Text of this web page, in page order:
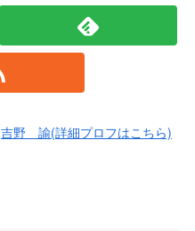
吉野 諭(詳細プロフはこちら)